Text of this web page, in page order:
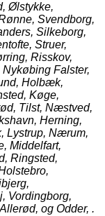
Ølstykke,
Svendborg,
Silkeborg,
Struer,
Risskov,
Falster,
Holbæk,
Køge,
Tilst, Næstved,
Herning,
Lystrup, Nærum,
Middelfart,
Ringsted,
Vordingborg,
og Odder, .